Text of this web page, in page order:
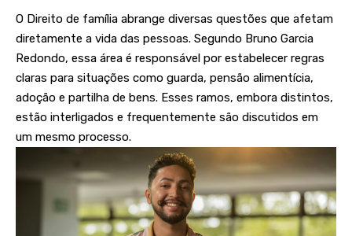
O Direito de família abrange diversas questões que afetam
diretamente a vida das pessoas. Segundo Bruno Garcia
Redondo, essa área é responsável por estabelecer regras
claras para situações como guarda, pensão alimentícia,
adoção e partilha de bens. Esses ramos, embora distintos,
estão interligados e frequentemente são discutidos em
um mesmo processo.